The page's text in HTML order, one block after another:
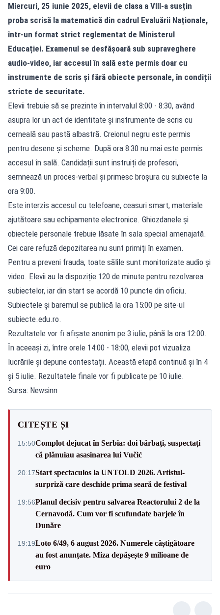
Miercuri, 25 iunie 2025, elevii de clasa a VIII-a susțin
proba scrisă la matematică din cadrul Evaluării Naționale,
într-un format strict reglementat de Ministerul
Educației. Examenul se desfășoară sub supraveghere
audio-video, iar accesul în sală este permis doar cu
instrumente de scris și fără obiecte personale, în condiții
stricte de securitate.
Elevii trebuie să se prezinte în intervalul 8:00 - 8:30, având
asupra lor un act de identitate și instrumente de scris cu
cerneală sau pastă albastră. Creionul negru este permis
pentru desene și scheme. După ora 8:30 nu mai este permis
accesul în sală. Candidații sunt instruiți de profesori,
semnează un proces-verbal și primesc broșura cu subiecte la
ora 9:00.
Este interzis accesul cu telefoane, ceasuri smart, materiale
ajutătoare sau echipamente electronice. Ghiozdanele și
obiectele personale trebuie lăsate în sala special amenajată.
Cei care refuză depozitarea nu sunt primiți în examen.
Pentru a preveni frauda, toate sălile sunt monitorizate audio și
video. Elevii au la dispoziție 120 de minute pentru rezolvarea
subiectelor, iar din start se acordă 10 puncte din oficiu.
Subiectele și baremul se publică la ora 15:00 pe site-ul
subiecte.edu.ro.
Rezultatele vor fi afișate anonim pe 3 iulie, până la ora 12:00.
În aceeași zi, între orele 14:00 - 18:00, elevii pot vizualiza
lucrările și depune contestații. Această etapă continuă și în 4
și 5 iulie. Rezultatele finale vor fi publicate pe 10 iulie.
Sursa: Newsinn
CITEȘTE ȘI
15:50Complot dejucat în Serbia: doi bărbați, suspectați
că plănuiau asasinarea lui Vučić
20:17Start spectaculos la UNTOLD 2026. Artistul-
surpriză care deschide prima seară de festival
19:56Planul decisiv pentru salvarea Reactorului 2 de la
Cernavodă. Cum vor fi scufundate barjele în
Dunăre
19:19Loto 6/49, 6 august 2026. Numerele câștigătoare
au fost anunțate. Miza depășește 9 milioane de
euro